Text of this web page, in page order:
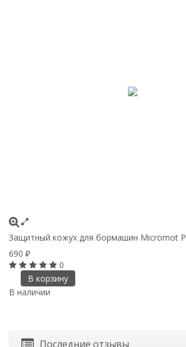
Защитный кожух для бормашин Micromot
690 ₽
0
В корзину
В наличии
Последние отзывы